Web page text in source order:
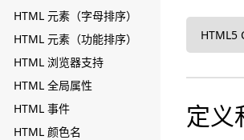
HTML 元素（字母排序）
HTML 元素（功能排序）
HTML 浏览器支持
HTML 全局属性
HTML 事件
HTML 颜色名
HTML5
定义